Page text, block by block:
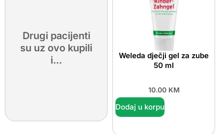
Drugi pacijenti
su uz ovo kupili
i...
Weleda dječji gel za zube
50 ml
10.00 KM
Dodaj u korpu